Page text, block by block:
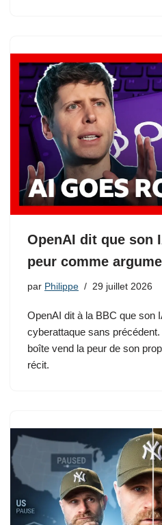
OpenAI dit que son
peur comme
par Philippe 29 juillet 2026
OpenAI dit à la BBC que son
cyberattaque sans
boîte vend la peur de son
récit.